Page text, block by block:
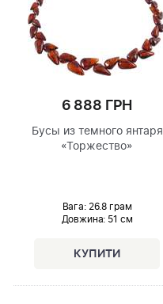
6 888 ГРН
Бусы из темного янтаря
«Торжество»
Вага: 26.8 грам
Довжина: 51 см